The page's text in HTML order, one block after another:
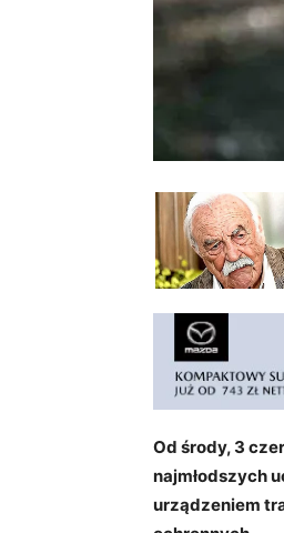
Od środy, 3
najmłodszych
urządzeniem